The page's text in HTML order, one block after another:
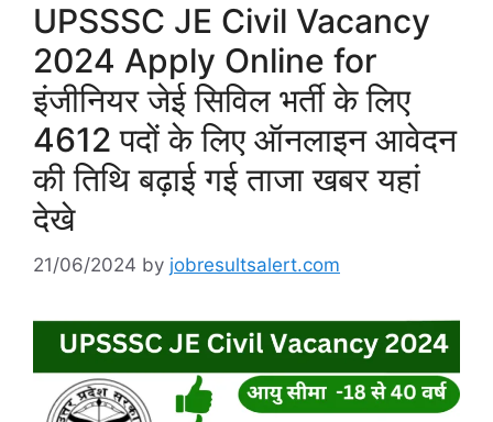
UPSSSC JE Civil Vacancy
2024 Apply Online for
इंजीनियर जेई सिविल भर्ती के लिए
4612 पदों के लिए ऑनलाइन आवेदन
की तिथि बढ़ाई गई ताजा खबर यहां
देखे
21/06/2024 by jobresultsalert.com